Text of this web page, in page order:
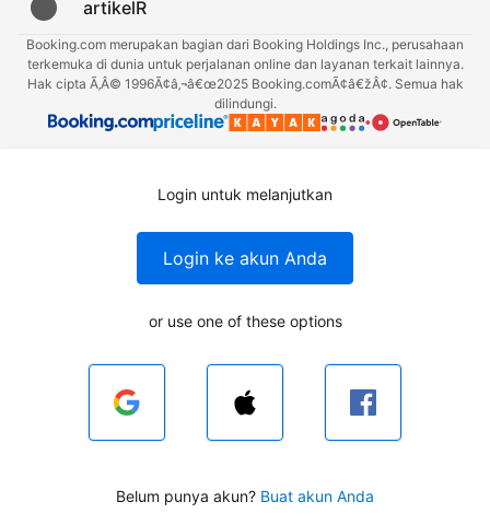
artikelR
Booking.com merupakan bagian dari Booking Holdings Inc., perusahaan
terkemuka di dunia untuk perjalanan online dan layanan terkait lainnya.
Hak cipta Ã‚Â© 1996Ã¢â‚¬â€œ2025 Booking.comÃ¢â€žÂ¢. Semua hak
dilindungi.
Login untuk melanjutkan
Login ke akun Anda
or use one of these options
Belum punya akun? Buat akun Anda